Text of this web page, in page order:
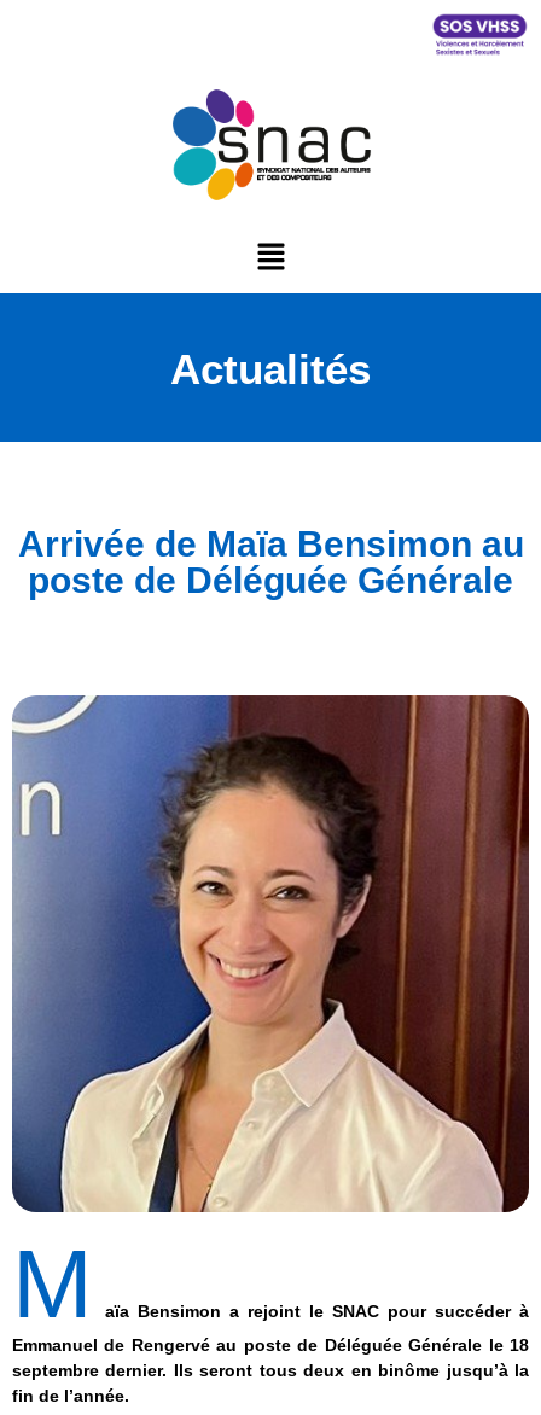
Actualités
Arrivée de Maïa Bensimon au
poste de Déléguée Générale
M
aïa Bensimon a rejoint le SNAC pour succéder à
Emmanuel de Rengervé au poste de Déléguée Générale le 18
septembre dernier. Ils seront tous deux en binôme jusqu’à la
fin de l’année.